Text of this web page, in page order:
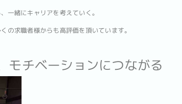
一緒にキャリアを考えていく。
の求職者様からも高評価を頂いています。
モチベーションにつながる